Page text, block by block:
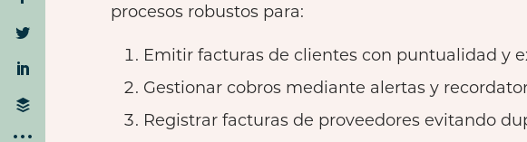
procesos robustos para:
Emitir facturas de clientes con puntualidad y
Gestionar cobros mediante alertas y
Registrar facturas de proveedores evitando